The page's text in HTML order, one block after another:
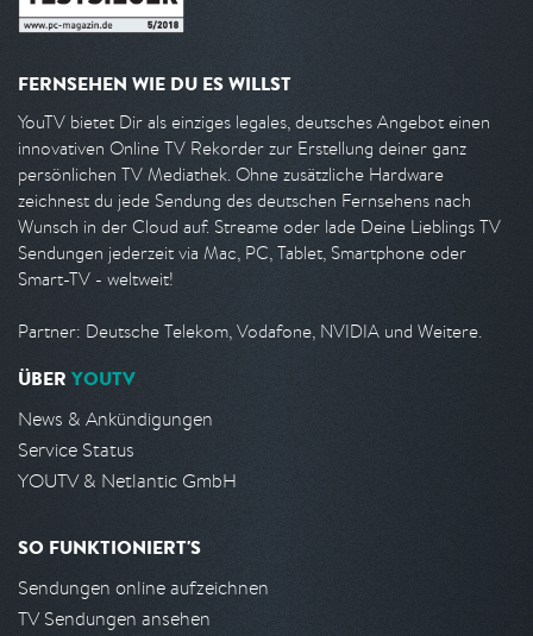
FERNSEHEN WIE DU ES WILLST
YouTV bietet Dir als einziges legales, deutsches Angebot einen
innovativen Online TV Rekorder zur Erstellung deiner ganz
persönlichen TV Mediathek. Ohne zusätzliche Hardware
zeichnest du jede Sendung des deutschen Fernsehens nach
Wunsch in der Cloud auf. Streame oder lade Deine Lieblings TV
Sendungen jederzeit via Mac, PC, Tablet, Smartphone oder
Smart-TV - weltweit!
Partner: Deutsche Telekom, Vodafone, NVIDIA und Weitere.
ÜBER YOUTV
News & Ankündigungen
Service Status
YOUTV & Netlantic GmbH
SO FUNKTIONIERT'S
Sendungen online aufzeichnen
TV Sendungen ansehen